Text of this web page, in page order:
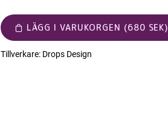
LÄGG I VARUKORGEN (680 SEK)
Tillverkare: Drops Design